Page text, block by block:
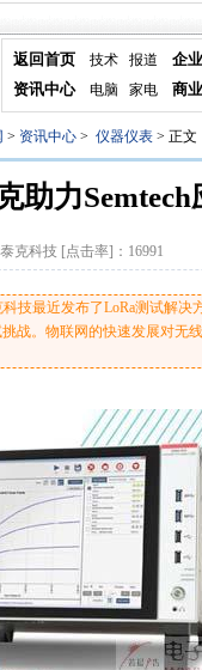
返回首页 技术 报道
企
资讯中心
电脑 家电 商
> 资讯中心 > 仪器仪表 > 正文
助力
泰克科技 [点击率]： 16991
技最近发布了LoRa测试解决
战。物联网的快速发展对无